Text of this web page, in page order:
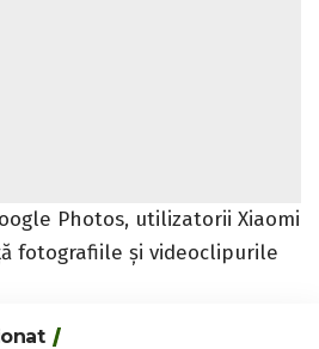
Photos, utilizatorii Xiaomi
fotografiile și videoclipurile